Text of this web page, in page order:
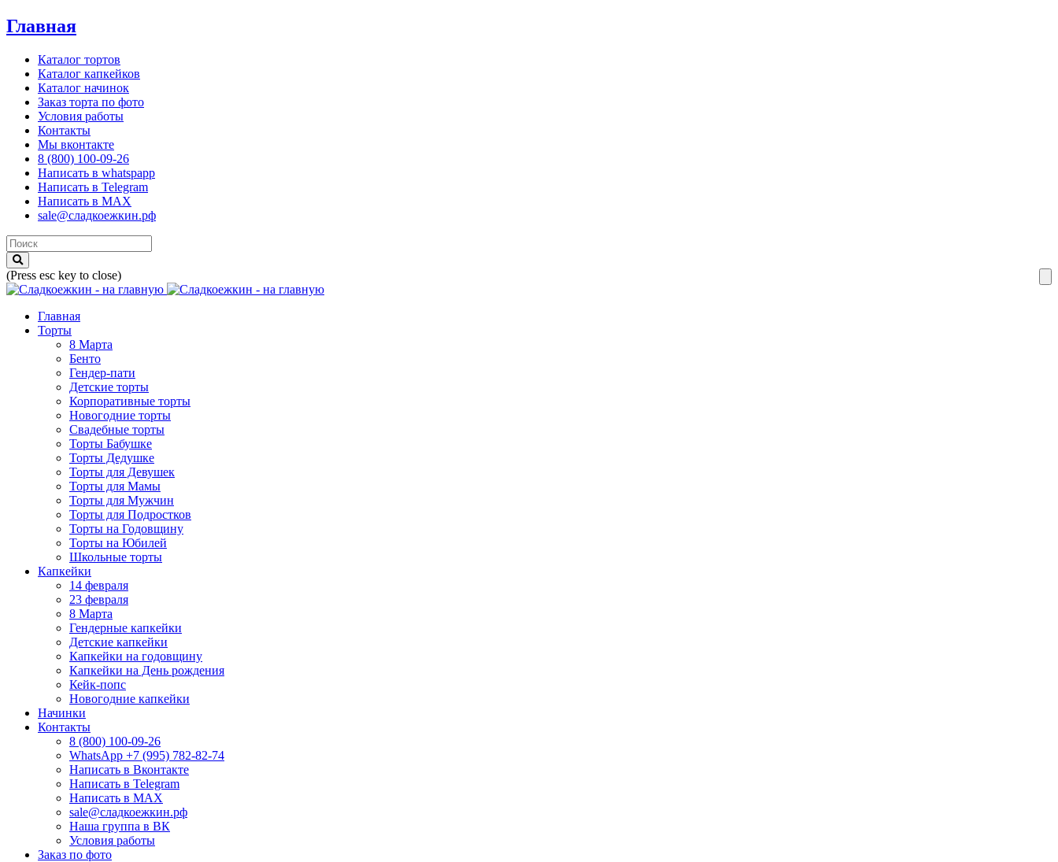
Главная
Каталог тортов
Каталог капкейков
Каталог начинок
Заказ торта по фото
Условия работы
Контакты
Мы вконтакте
8 (800) 100-09-26
Написать в whatspapp
Написать в Telegram
Написать в MAX
sale@сладкоежкин.рф
(Press esc key to close)
Главная
Торты
8 Марта
Бенто
Гендер-пати
Детские торты
Корпоративные торты
Новогодние торты
Свадебные торты
Торты Бабушке
Торты Дедушке
Торты для Девушек
Торты для Мамы
Торты для Мужчин
Торты для Подростков
Торты на Годовщину
Торты на Юбилей
Школьные торты
Капкейки
14 февраля
23 февраля
8 Марта
Гендерные капкейки
Детские капкейки
Капкейки на годовщину
Капкейки на День рождения
Кейк-попс
Новогодние капкейки
Начинки
Контакты
8 (800) 100-09-26
WhatsApp +7 (995) 782-82-74
Написать в Вконтакте
Написать в Telegram
Написать в MAX
sale@сладкоежкин.рф
Наша группа в ВК
Условия работы
Заказ по фото